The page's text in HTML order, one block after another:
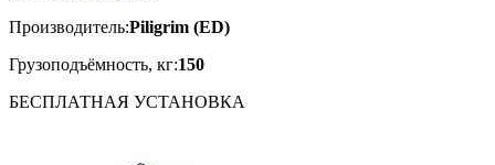
Производитель:Piligrim (ED)
Грузоподъёмность, кг:150
БЕСПЛАТНАЯ УСТАНОВКА